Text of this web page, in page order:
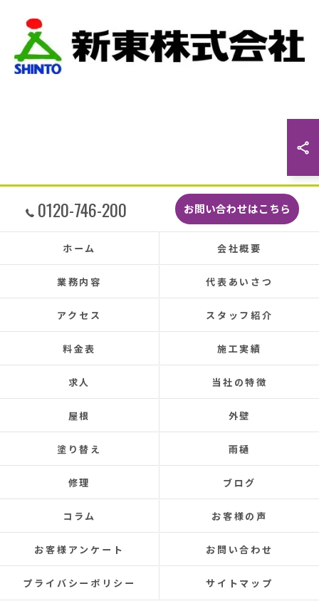
作業です。
当初夕方４時頃終了予定が、家にあった予備の
瓦まで使って瓦を差し替えてもらったので薄暗
くなるまで頑張っていただき頭の下がる思いで
しっかり直していただいたのでその後雨漏りも
もちろんなく、先日はかなりのドシャ降りでし
たがポツポツ音も一切ありませんでした。
本当に井澤さんにお願いしてよかったです、ま
た皆さまとても感じの良い方ばかりで安心して
お任せできました。
あと口コミを書いてくださった皆さまのおかげ
で井澤産業さんを知ることができました。
この場をお借りして感謝いたします。
この度は本当にありがとうございました。
今後ともよろしくお願いします！ (Translated by
Google) My 50-year-old house has been plagued by roof
leaks for about 20 years.
Three times so far, the ceiling has leaked, and although
the leaks were repaired each time, the problem was
never completely fixed.
Even after repairs, the dripping sound would reappear
elsewhere, making rainy days incredibly depressing.
This time, I was determined to have the cause identified
and repaired, so I searched online reviews daily and
finally found Izawa Sangyo.
From the initial estimate, it was completely different
They conducted a thorough leak investigation
0120-746-200 お問い合わせはこちら
ホーム 会社概要
業務内容 代表あいさつ
アクセス スタッフ紹介
料金表 施工実績
求人 当社の特徴
屋根 外壁
塗り替え 雨樋
修理 ブログ
コラム お客様の声
お客様アンケート お問い合わせ
プライバシーポリシー サイトマップ